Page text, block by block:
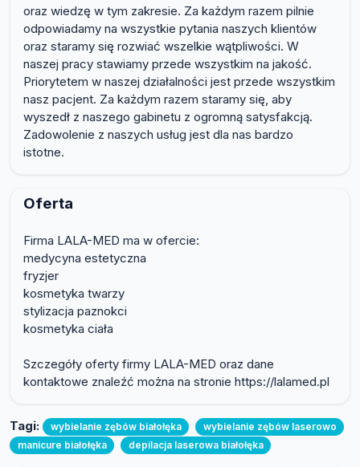
oraz wiedzę w tym zakresie. Za każdym razem pilnie
odpowiadamy na wszystkie pytania naszych klientów
oraz staramy się rozwiać wszelkie wątpliwości. W
naszej pracy stawiamy przede wszystkim na jakość.
Priorytetem w naszej działalności jest przede wszystkim
nasz pacjent. Za każdym razem staramy się, aby
wyszedł z naszego gabinetu z ogromną satysfakcją.
Zadowolenie z naszych usług jest dla nas bardzo
istotne.
Oferta
Firma LALA-MED ma w ofercie:
medycyna estetyczna
fryzjer
kosmetyka twarzy
stylizacja paznokci
kosmetyka ciała
Szczegóły oferty firmy LALA-MED oraz dane
kontaktowe znaleźć można na stronie https://lalamed.pl
Tagi: wybielanie zębów białołęka
wybielanie zębów laserowo
manicure białołęka
depilacja laserowa białołęka